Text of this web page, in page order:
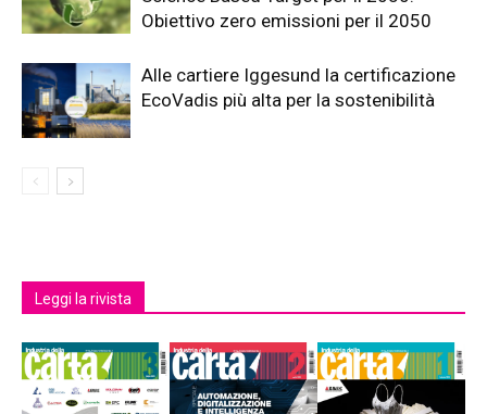
Obiettivo zero emissioni per il 2050
Alle cartiere Iggesund la certificazione
EcoVadis più alta per la sostenibilità
Leggi la rivista